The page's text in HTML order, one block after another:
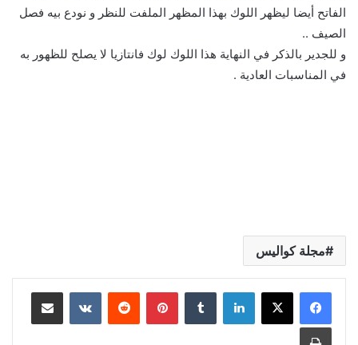
الفاتح أيضا ليظهر اللوك بهذا المظهر الملفت للنظر و نودع بيه فصل
الصيف ..
و للجدير بالذكر في النهاية هذا اللوك لوك فانتازيا لا يصلح للظهور به
في المناسبات العادية .
مجلة كواليس
لينكدإن بينتيريست مشاركة عبر البريد
طباعة